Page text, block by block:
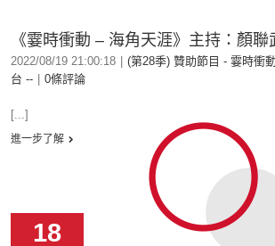
《霎時衝動 – 海角天涯》主持：顏聯
2022/08/19 21:00:18 (第28季) 贊助節目 - 霎時衝
台 --
0條評論
[...]
進一步了解
18